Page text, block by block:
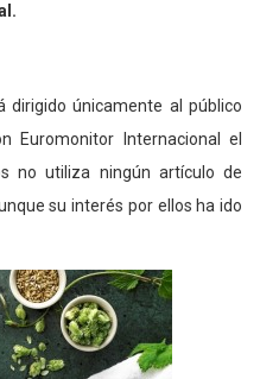
únicamente al público
Euromonitor Internacional el
no utiliza ningún artículo de
su interés por ellos ha ido